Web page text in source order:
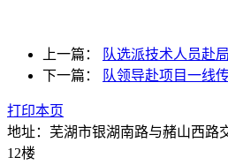
上一篇：
队选派技术人员赴
下一篇：
队领导赴项目一线
打印本页
地址：芜湖市银湖南路与赭山西路
12楼